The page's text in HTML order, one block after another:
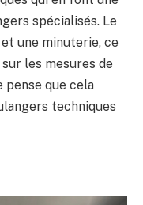
spécialisés. Le
une minuterie, ce
les mesures de
pense que cela
techniques